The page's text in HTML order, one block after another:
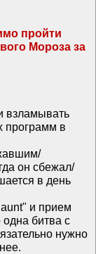
пройти
Мороза за
взламывать
программ в
он сбежал/
в день
и прием
одна битва с
нужно